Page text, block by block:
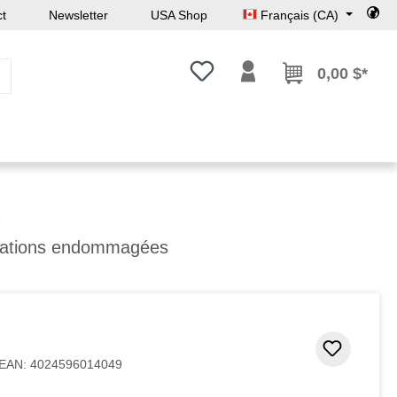
Newsletter USA Shop Français (CA)
Vous avez 0 articles dans votre
0,00 $*
endommagées
EAN: 4024596014049